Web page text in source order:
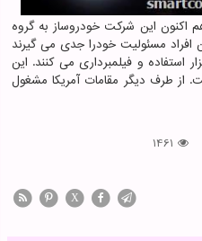
اکنون این شرکت خودروساز به گروه
افراد مسئولیت خودرا جدی می گیرند
استفاده و فیلمبرداری می کنند. این
از طرف دیگر مقامات آمریکا مشغول
1461
X